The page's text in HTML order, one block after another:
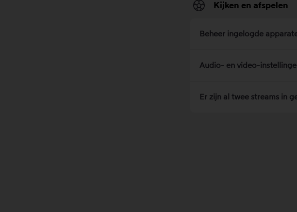
Kijken en afspelen
Beheer ingelogde
Audio- en video-
Er zijn al twee streams in